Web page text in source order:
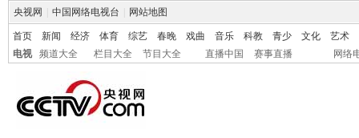
央视网 中国网络电视台 网站地图
首页 新闻 经济 体育 综艺 春晚 戏曲 音乐 科教 青少 文化
艺术
电视
频道大全 栏目大全 节目大全 直播中国 赛事直播 网络